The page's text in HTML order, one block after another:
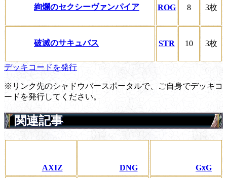
絢爛のセクシーヴァンパイア ROG 8 3枚
破滅のサキュバス STR 10 3枚
デッキコードを発行
※リンク先のシャドウバースポータルで、ご自身でデッキコ
ードを発行してください。
関連記事
AXIZ DNG GxG